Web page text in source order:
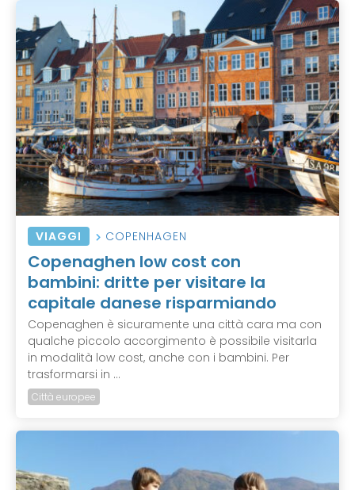
VIAGGI COPENHAGEN
Copenaghen low cost con
bambini: dritte per visitare la
capitale danese risparmiando
Copenaghen è sicuramente una città cara ma con
qualche piccolo accorgimento è possibile visitarla
in modalità low cost, anche con i bambini. Per
trasformarsi in ...
Città europee